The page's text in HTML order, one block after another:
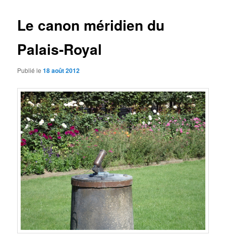
Le canon méridien du
Palais-Royal
Publié le18 août 2012